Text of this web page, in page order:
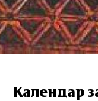
Календар